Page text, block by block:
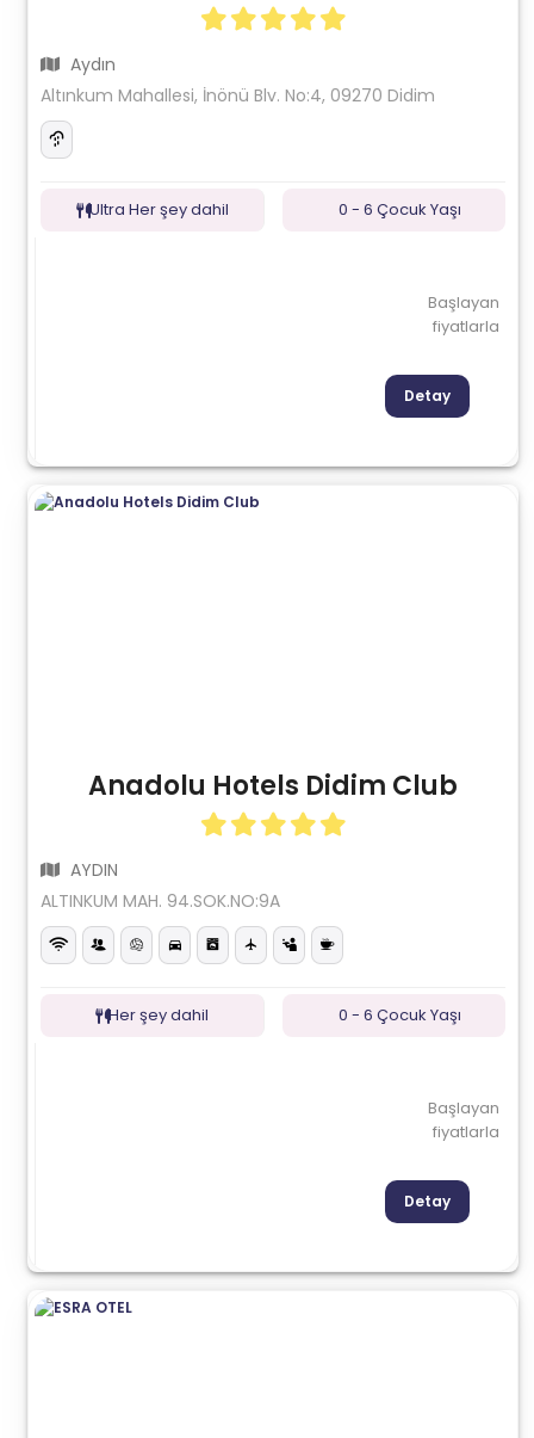
Aydın
Altınkum Mahallesi, İnönü Blv. No:4, 09270 Didim
Ultra Her şey dahil 0 - 6 Çocuk Yaşı
Başlayan
fiyatlarla
Detay
Anadolu Hotels Didim Club
AYDIN
ALTINKUM MAH. 94.SOK.NO:9A
Her şey dahil 0 - 6 Çocuk Yaşı
Başlayan
fiyatlarla
Detay